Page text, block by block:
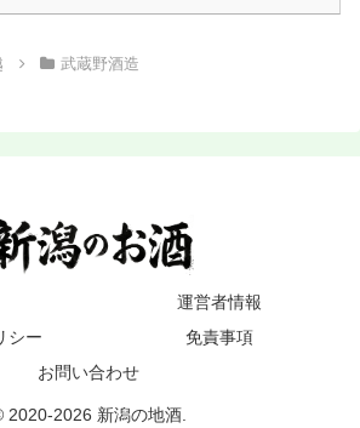
武蔵野酒造
運営者情報
シー
免責事項
お問い合わせ
2020-2026 新潟の地酒.